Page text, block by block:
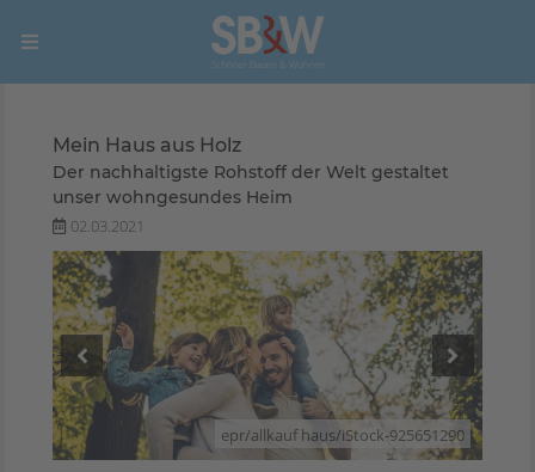
Mein Haus aus Holz
Der nachhaltigste Rohstoff der Welt gestaltet
unser wohngesundes Heim
02.03.2021
epr/allkauf haus/iStock-925651290